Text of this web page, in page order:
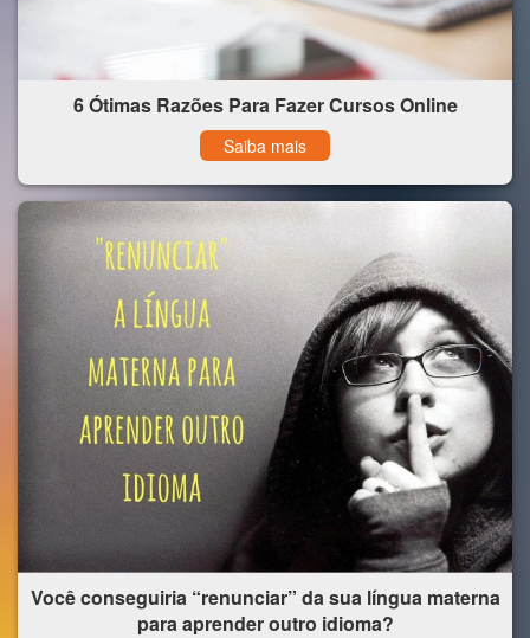
6 Ótimas Razões Para Fazer Cursos Online
Saiba mais
Você conseguiria “renunciar” da sua língua materna
para aprender outro idioma?